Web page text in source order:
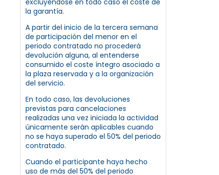
la garantía.
A partir del inicio de la tercera semana
de participación del menor en el
periodo contratado no procederá
devolución alguna, al entenderse
consumido el coste íntegro asociado a
la plaza reservada y a la organización
del servicio.
En todo caso, las devoluciones
previstas para cancelaciones
realizadas una vez iniciada la actividad
únicamente serán aplicables cuando
no se haya superado el 50% del periodo
contratado.
Cuando el participante haya hecho
uso de más del 50% del periodo